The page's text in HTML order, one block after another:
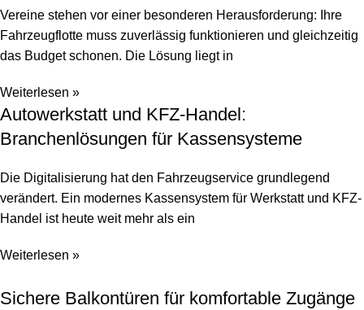
Vereine stehen vor einer besonderen Herausforderung: Ihre
Fahrzeugflotte muss zuverlässig funktionieren und gleichzeitig
das Budget schonen. Die Lösung liegt in
Weiterlesen »
Autowerkstatt und KFZ-Handel:
Branchenlösungen für Kassensysteme
Die Digitalisierung hat den Fahrzeugservice grundlegend
verändert. Ein modernes Kassensystem für Werkstatt und KFZ-
Handel ist heute weit mehr als ein
Weiterlesen »
Sichere Balkontüren für komfortable Zugänge